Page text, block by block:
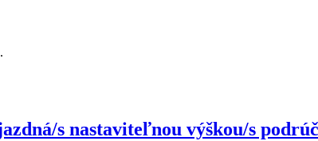
s nastaviteľnou výškou/s